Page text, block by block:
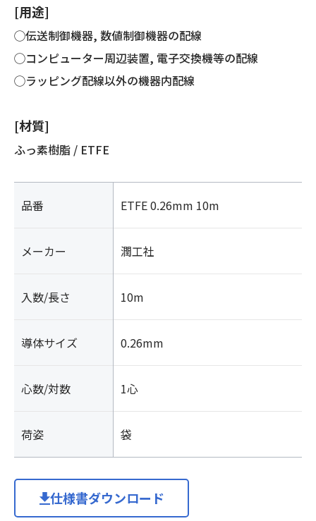
[用途]
◯伝送制御機器, 数値制御機器の配線
◯コンピューター周辺装置, 電子交換機等の配線
◯ラッピング配線以外の機器内配線
[材質]
ふっ素樹脂 / ETFE
品番 ETFE 0.26mm 10m
メーカー 潤工社
入数/長さ 10m
導体サイズ 0.26mm
心数/対数 1心
荷姿 袋
仕様書ダウンロード